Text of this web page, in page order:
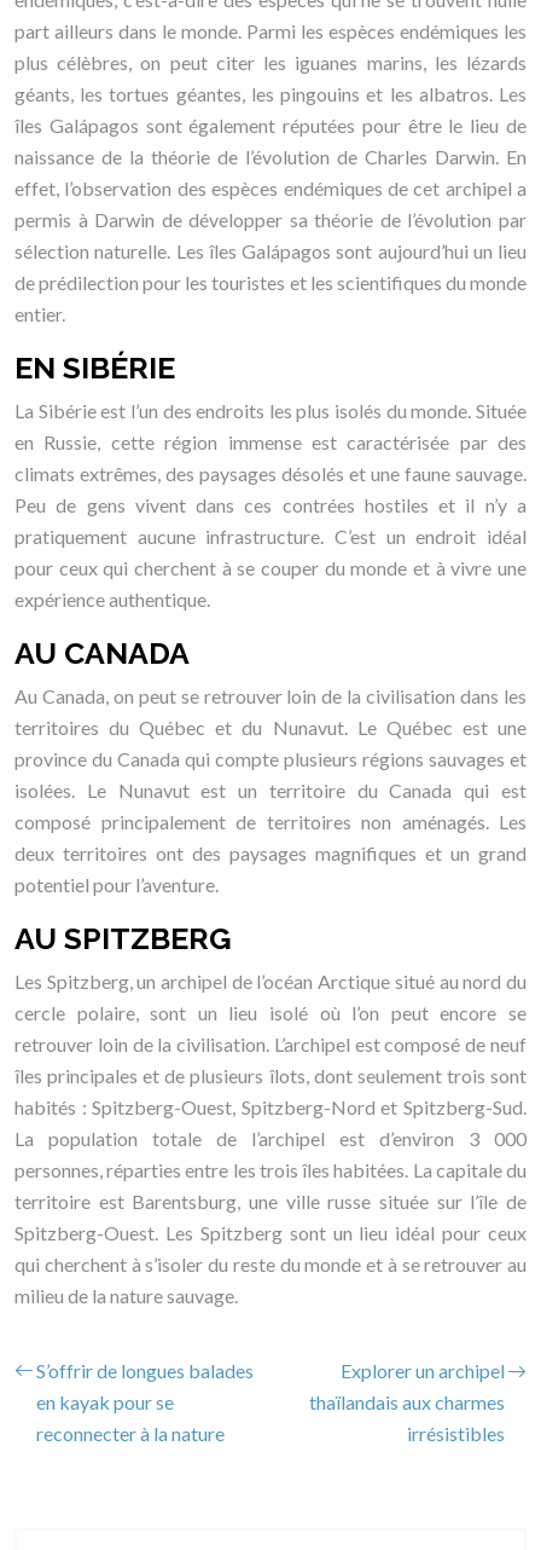
part ailleurs dans le monde. Parmi les espèces endémiques les
plus célèbres, on peut citer les iguanes marins, les lézards
géants, les tortues géantes, les pingouins et les albatros. Les
îles Galápagos sont également réputées pour être le lieu de
naissance de la théorie de l’évolution de Charles Darwin. En
effet, l’observation des espèces endémiques de cet archipel a
permis à Darwin de développer sa théorie de l’évolution par
sélection naturelle. Les îles Galápagos sont aujourd’hui un lieu
de prédilection pour les touristes et les scientifiques du monde
entier.
EN SIBÉRIE
La Sibérie est l’un des endroits les plus isolés du monde. Située
en Russie, cette région immense est caractérisée par des
climats extrêmes, des paysages désolés et une faune sauvage.
Peu de gens vivent dans ces contrées hostiles et il n’y a
pratiquement aucune infrastructure. C’est un endroit idéal
pour ceux qui cherchent à se couper du monde et à vivre une
expérience authentique.
AU CANADA
Au Canada, on peut se retrouver loin de la civilisation dans les
territoires du Québec et du Nunavut. Le Québec est une
province du Canada qui compte plusieurs régions sauvages et
isolées. Le Nunavut est un territoire du Canada qui est
composé principalement de territoires non aménagés. Les
deux territoires ont des paysages magnifiques et un grand
potentiel pour l’aventure.
AU SPITZBERG
Les Spitzberg, un archipel de l’océan Arctique situé au nord du
cercle polaire, sont un lieu isolé où l’on peut encore se
retrouver loin de la civilisation. L’archipel est composé de neuf
îles principales et de plusieurs îlots, dont seulement trois sont
habités : Spitzberg-Ouest, Spitzberg-Nord et Spitzberg-Sud.
La population totale de l’archipel est d’environ 3 000
personnes, réparties entre les trois îles habitées. La capitale du
territoire est Barentsburg, une ville russe située sur l’île de
Spitzberg-Ouest. Les Spitzberg sont un lieu idéal pour ceux
qui cherchent à s’isoler du reste du monde et à se retrouver au
milieu de la nature sauvage.
S’offrir de longues balades
en kayak pour se
reconnecter à la nature
Explorer un archipel
thaïlandais aux charmes
irrésistibles